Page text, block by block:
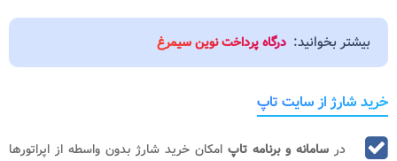
بیشتر بخوانید: درگاه پرداخت نوین سیمرغ
خرید شارژ از سایت تاپ
در سامانه و برنامه تاپ امکان خرید شارژ بدون واسطه از اپراتورها